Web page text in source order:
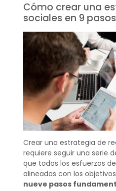
Cómo crear una
sociales en 9 pasos
Crear una estrategia de
requiere seguir una serie
que todos los esfuerzos
alineados con los
nueve pasos